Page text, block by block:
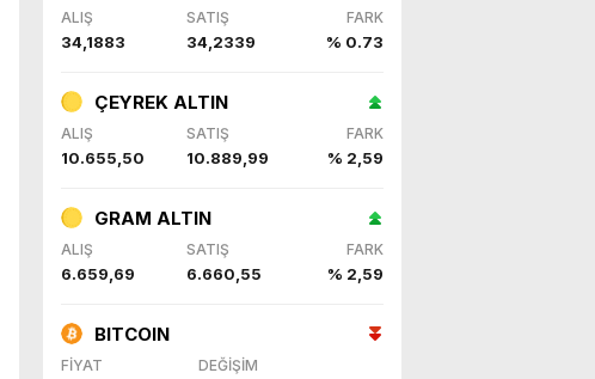
ALIŞ SATIŞ FARK
34,1883 34,2339 % 0.73
ÇEYREK ALTIN
ALIŞ SATIŞ FARK
10.655,50 10.889,99 % 2,59
GRAM ALTIN
ALIŞ SATIŞ FARK
6.659,69 6.660,55 % 2,59
BITCOIN
FİYAT DEĞİŞİM